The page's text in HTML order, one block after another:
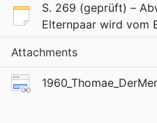
dieser Umgebung
genetische
S. 269 (geprüft) –
Elternpaar wird vom
Hintergründe einer
Attachments